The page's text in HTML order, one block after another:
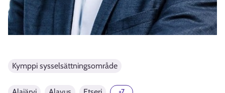
Kymppi sysselsättningsområde